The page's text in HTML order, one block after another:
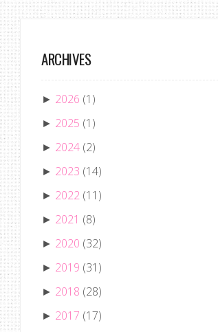
ARCHIVES
► 2026 (1)
► 2025 (1)
► 2024 (2)
► 2023 (14)
► 2022 (11)
► 2021 (8)
► 2020 (32)
► 2019 (31)
► 2018 (28)
► 2017 (17)